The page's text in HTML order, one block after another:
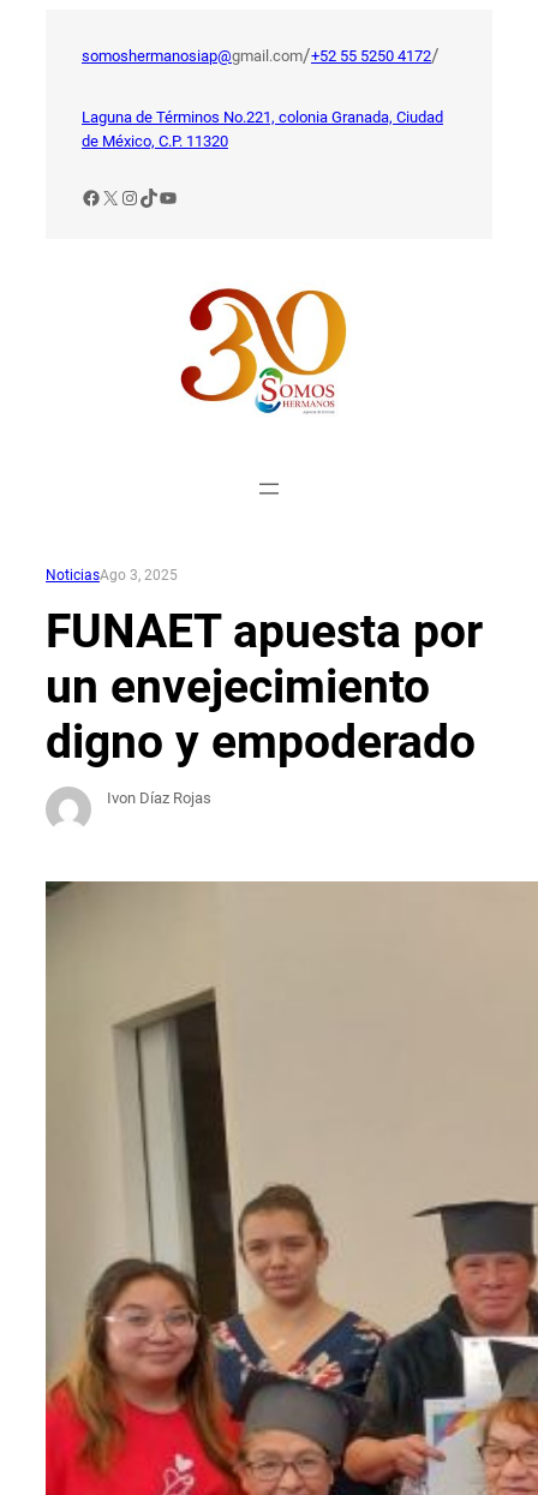
somoshermanosiap@gmail.com/+52 55 5250 4172/
Laguna de Términos No.221, colonia Granada, Ciudad
de México, C.P. 11320
Facebook
X Instagram
TikTok
YouTube
NoticiasAgo 3, 2025
FUNAET apuesta por
un envejecimiento
digno y empoderado
Ivon Díaz Rojas